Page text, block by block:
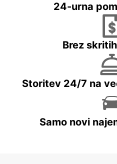
24-urna
Brez
Storitev 24/7 na
Samo novi